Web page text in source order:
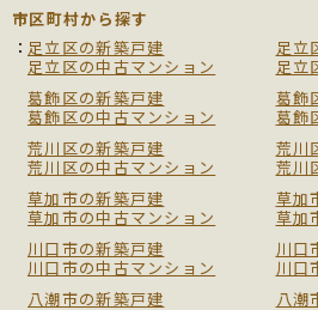
市区町村から探す
足立区の新築戸建
足立
足立区の中古マンション
足立
葛飾区の新築戸建
葛飾
葛飾区の中古マンション
葛飾
荒川区の新築戸建
荒川
荒川区の中古マンション
荒川
草加市の新築戸建
草加
草加市の中古マンション
草加
川口市の新築戸建
川口
川口市の中古マンション
川口
八潮市の新築戸建
八潮